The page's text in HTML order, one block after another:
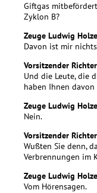
Giftgas
Zyklon B?
Zeuge Ludwig
Davon ist mir
Vorsitzender
Und die Leute, die
haben Ihnen
Zeuge Ludwig
Nein.
Vorsitzender
Wußten Sie denn,
Verbrennungen im
Zeuge Ludwig
Vom Hörensagen.